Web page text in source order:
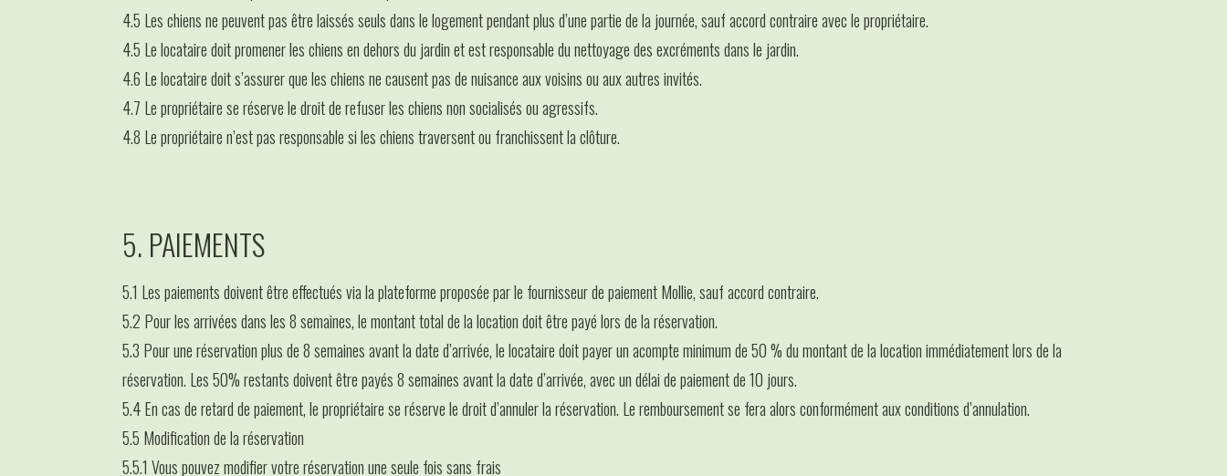
4.5 Les chiens ne peuvent pas être laissés seuls dans le logement pendant plus d’une partie de la journée, sauf accord contraire avec le propriétaire.
4.5 Le locataire doit promener les chiens en dehors du jardin et est responsable du nettoyage des excréments dans le jardin.
4.6 Le locataire doit s’assurer que les chiens ne causent pas de nuisance aux voisins ou aux autres invités.
4.7 Le propriétaire se réserve le droit de refuser les chiens non socialisés ou agressifs.
4.8 Le propriétaire n’est pas responsable si les chiens traversent ou franchissent la clôture.
5. PAIEMENTS
5.1 Les paiements doivent être effectués via la plateforme proposée par le fournisseur de paiement Mollie, sauf accord contraire.
5.2 Pour les arrivées dans les 8 semaines, le montant total de la location doit être payé lors de la réservation.
5.3 Pour une réservation plus de 8 semaines avant la date d’arrivée, le locataire doit payer un acompte minimum de 50 % du montant de la location immédiatement lors de la
réservation. Les 50% restants doivent être payés 8 semaines avant la date d’arrivée, avec un délai de paiement de 10 jours.
5.4 En cas de retard de paiement, le propriétaire se réserve le droit d’annuler la réservation. Le remboursement se fera alors conformément aux conditions d’annulation.
5.5 Modification de la réservation
5.5.1 Vous pouvez modifier votre réservation une seule fois sans frais